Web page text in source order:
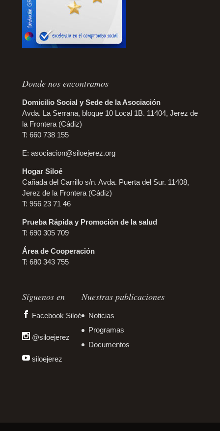
Donde nos encontramos
Domicilio Social y Sede de la Asociación
Avda. La Serrana, bloque 10 Local 1B. 11404, Jerez de
la Frontera (Cádiz)
T: 660 738 155
E: asociacion@siloejerez.org
Hogar Siloé
Cañada del Carrillo s/n. Avda. Puerta del Sur. 11408,
Jerez de la Frontera (Cádiz)
T: 956 23 71 46
Prueba Rápida y Promoción de la salud
T: 690 305 709
Área de Cooperación
T: 680 343 755
Síguenos en
Facebook Siloé
@siloejerez
siloejerez
Nuestras publicaciones
Noticias
Programas
Documentos